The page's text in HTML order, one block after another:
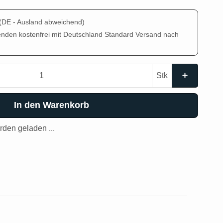
- Ausland abweichend)
kostenfrei mit Deutschland Standard Versand nach
Stk
In den Warenkorb
geladen ...